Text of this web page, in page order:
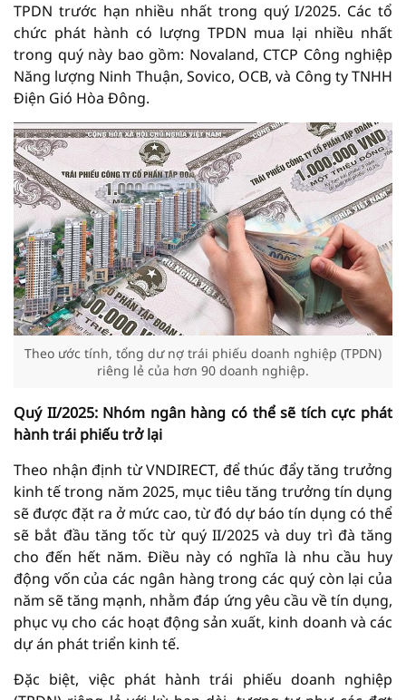
TPDN trước hạn nhiều nhất trong quý I/2025. Các tổ
chức phát hành có lượng TPDN mua lại nhiều nhất
trong quý này bao gồm: Novaland, CTCP Công nghiệp
Năng lượng Ninh Thuận, Sovico, OCB, và Công ty TNHH
Điện Gió Hòa Đông.
Theo ước tính, tổng dư nợ trái phiếu doanh nghiệp (TPDN)
riêng lẻ của hơn 90 doanh nghiệp.
Quý II/2025: Nhóm ngân hàng có thể sẽ tích cực phát
hành trái phiếu trở lại
Theo nhận định từ VNDIRECT, để thúc đẩy tăng trưởng
kinh tế trong năm 2025, mục tiêu tăng trưởng tín dụng
sẽ được đặt ra ở mức cao, từ đó dự báo tín dụng có thể
sẽ bắt đầu tăng tốc từ quý II/2025 và duy trì đà tăng
cho đến hết năm. Điều này có nghĩa là nhu cầu huy
động vốn của các ngân hàng trong các quý còn lại của
năm sẽ tăng mạnh, nhằm đáp ứng yêu cầu về tín dụng,
phục vụ cho các hoạt động sản xuất, kinh doanh và các
dự án phát triển kinh tế.
Đặc biệt, việc phát hành trái phiếu doanh nghiệp